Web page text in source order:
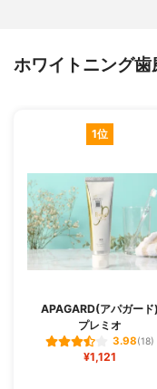
ホワイトニング
1位
APAGARD(アパガード)
プレミオ
3.98(18)
¥1,121